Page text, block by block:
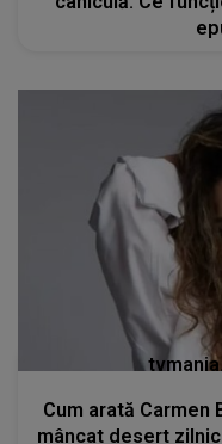
Cum arată Carmen
mâncat desert